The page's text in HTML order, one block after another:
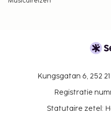
Kungsgatan 6, 252
Registratie
Statutaire zetel: